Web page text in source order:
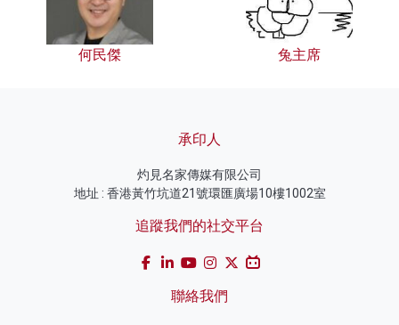
何民傑 兔主席
承印人
灼見名家傳媒有限公司
地址 : 香港黃竹坑道21號環匯廣場10樓1002室
追蹤我們的社交平台
聯絡我們